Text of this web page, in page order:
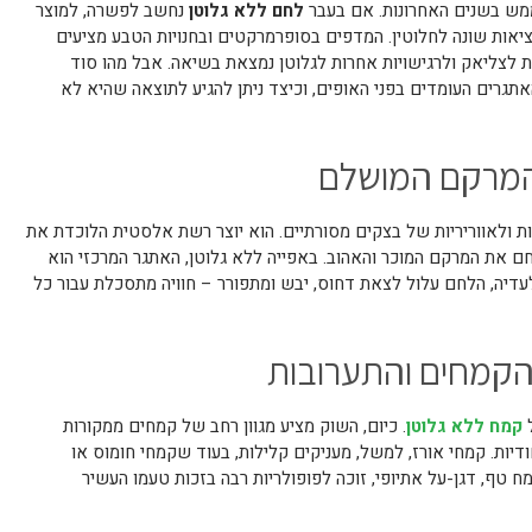
בשנים האחרונות. אם בעבר לחם ללא גלוטן נחשב לפשרה, למוצר
שונה לחלוטין. המדפים בסופרמרקטים ובחנויות הטבע מציעים
לצליאק ולרגישויות אחרות לגלוטן נמצאת בשיאה. אבל מהו סוד
העומדים בפני האופים, וכיצד ניתן להגיע לתוצאה שהיא לא
המושלם
ולאווריריות של בצקים מסורתיים. הוא יוצר רשת אלסטית הלוכדת את
את המרקם המוכר והאהוב. באפייה ללא גלוטן, האתגר המרכזי הוא
הלחם עלול לצאת דחוס, יבש ומתפורר – חוויה מתסכלת עבור כל
והתערובות
קמח ללא גלוטן. כיום, השוק מציע מגוון רחב של קמחים ממקורות
קמחי אורז, למשל, מעניקים קלילות, בעוד שקמחי חומוס או
טף, דגן-על אתיופי, זוכה לפופולריות רבה בזכות טעמו העשיר